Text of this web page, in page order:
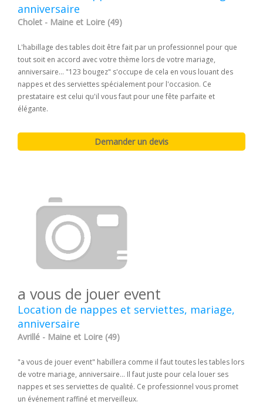
anniversaire
Cholet - Maine et Loire (49)
L'habillage des tables doit être fait par un professionnel pour que
tout soit en accord avec votre thème lors de votre mariage,
anniversaire... "123 bougez" s'occupe de cela en vous louant des
nappes et des serviettes spécialement pour l'occasion. Ce
prestataire est celui qu'il vous faut pour une fête parfaite et
élégante.
a vous de jouer event
Location de nappes et serviettes, mariage,
anniversaire
Avrillé - Maine et Loire (49)
"a vous de jouer event" habillera comme il faut toutes les tables lors
de votre mariage, anniversaire... Il faut juste pour cela louer ses
nappes et ses serviettes de qualité. Ce professionnel vous promet
un événement raffiné et merveilleux.